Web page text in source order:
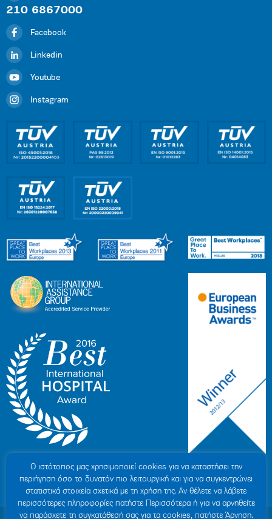
210 6867000
Facebook
Linkedin
Youtube
Instagram
Ο ιστότοπoς μας χρησιμοποιεί cookies για να καταστήσει την
περιήγηση όσο το δυνατόν πιο λειτουργική και για να συγκεντρώνει
στατιστικά στοιχεία σχετικά με τη χρήση της. Αν θέλετε να λάβετε
περισσότερες πληροφορίες πατήστε Περισσότερα ή για να αρνηθείτε
να παράσχετε τη συγκατάθεσή σας για τα cookies, πατήστε Άρνηση.